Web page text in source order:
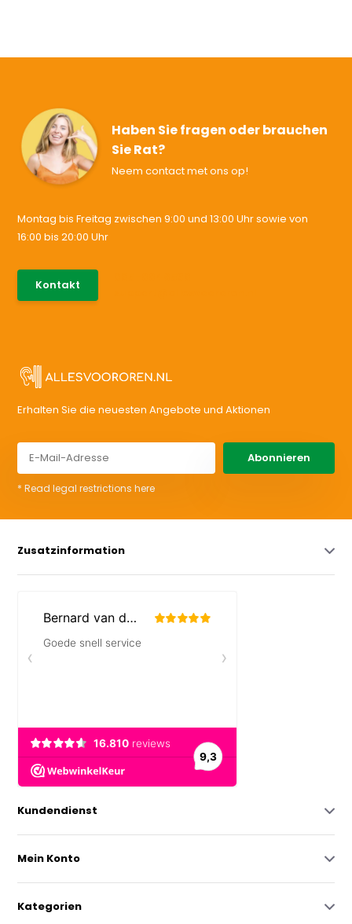
Haben Sie fragen oder brauchen
Sie Rat?
Neem contact met ons op!
Montag bis Freitag zwischen 9:00 und 13:00 Uhr sowie von
16:00 bis 20:00 Uhr
Kontakt
Erhalten Sie die neuesten Angebote und Aktionen
Abonnieren
* Read legal restrictions here
Zusatzinformation
Kundendienst
Mein Konto
Kategorien